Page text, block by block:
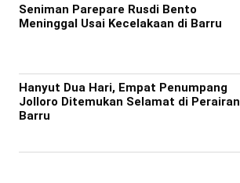
Seniman Parepare Rusdi Bento
Meninggal Usai Kecelakaan di Barru
Hanyut Dua Hari, Empat Penumpang
Jolloro Ditemukan Selamat di Perairan
Barru